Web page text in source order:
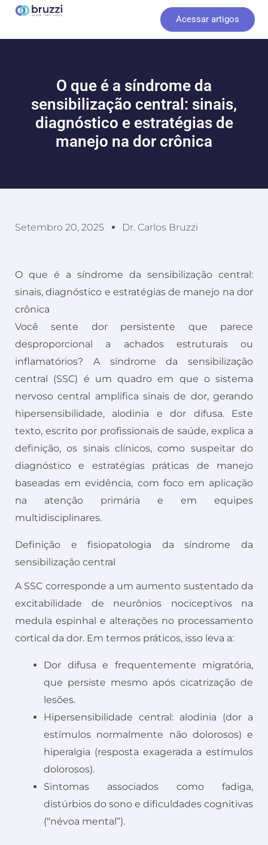
o
Acessar artigos
O que é a síndrome da
sensibilização central: sinais,
diagnóstico e estratégias de
manejo na dor crônica
Setembro 20, 2025 Dr. Carlos Bruzzi
O que é a síndrome da sensibilização central:
sinais, diagnóstico e estratégias de manejo na dor
crônica
Você sente dor persistente que parece
desproporcional a achados estruturais ou
inflamatórios? A síndrome da sensibilização
central (SSC) é um quadro em que o sistema
nervoso central amplifica sinais de dor, gerando
hipersensibilidade, alodinia e dor difusa. Este
texto, escrito por profissionais de saúde, explica a
definição, os sinais clínicos, como suspeitar do
diagnóstico e estratégias práticas de manejo
baseadas em evidência, com foco em aplicação
na atenção primária e em equipes
multidisciplinares.
Definição e fisiopatologia da síndrome da
sensibilização central
A SSC corresponde a um aumento sustentado da
excitabilidade de neurônios nociceptivos na
medula espinhal e alterações no processamento
cortical da dor. Em termos práticos, isso leva a:
Dor difusa e frequentemente migratória,
que persiste mesmo após cicatrização de
lesões.
Hipersensibilidade central: alodinia (dor a
estímulos normalmente não dolorosos) e
hiperalgia (resposta exagerada a estímulos
dolorosos).
Sintomas associados como fadiga,
distúrbios do sono e dificuldades cognitivas
(“névoa mental”).